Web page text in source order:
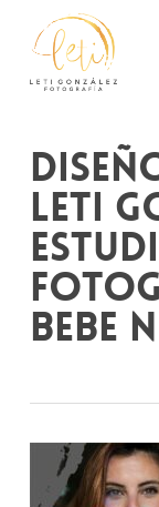
main
content
leti
bebe